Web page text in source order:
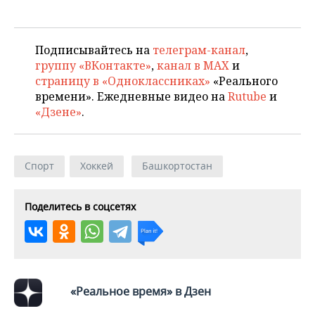
ЭНЕРГЕТИКА
УСЛУГИ
МЕДИА
ТЕЛЕКОММУНИКАЦИИ
ВЫЕЗДНАЯ РЕДАКЦИЯ
БИЗНЕС-БРАНЧИ
ONLINE-КОНФЕРЕНЦИИ
НОВОСТИ СПОРТА
ФУТБОЛ
ХОККЕЙ
ВОЛЕЙБОЛ
КИБЕРСПОРТ
ФИГУРНОЕ КАТАНИЕ
ХОККЕЙ С МЯЧОМ
ОБЩЕСТВО
НОВОСТИ ОБЩЕСТВА
ВЛАСТЬ
ИСТОРИЯ
КУЛЬТУРА
МЕДИЦИНА
ПРОИСШЕСТВИЯ
ФОТОГАЛЕРЕЯ
СЮЖЕТЫ
СПИСОК ПЕРСОН
СПИСОК КОМПАНИЙ
ПОЛНАЯ ВЕРСИЯ
Подписывайтесь на телеграм-канал,
группу «ВКонтакте»,канал в MAXи
страницу в «Одноклассниках» «Реального
времени». Ежедневные видео наRutube и
«Дзене».
Спорт Хоккей Башкортостан
Поделитесь в соцсетях
«Реальное время» в Дзен